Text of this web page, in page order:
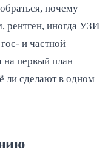
почему
рентген, иногда УЗИ
и частной
на первый план
ли сделают в одном